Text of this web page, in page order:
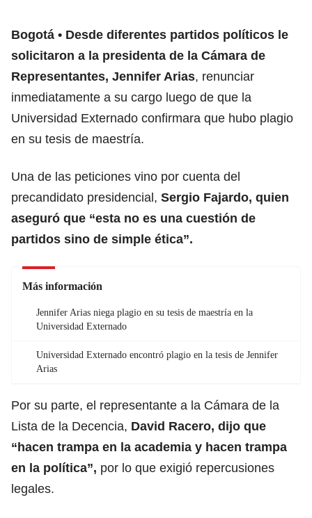
Bogotá
Desde diferentes partidos políticos le
solicitaron a la presidenta de la Cámara de
Representantes, Jennifer Arias, renunciar
inmediatamente a su cargo luego de que la
Universidad Externado confirmara que hubo plagio
en su tesis de maestría.
Una de las peticiones vino por cuenta del
precandidato presidencial, Sergio Fajardo, quien
aseguró que “esta no es una cuestión de
partidos sino de simple ética”.
Más información
Jennifer Arias niega plagio en su tesis de maestría en la
Universidad Externado
Universidad Externado encontró plagio en la tesis de Jennifer
Arias
Por su parte, el representante a la Cámara de la
Lista de la Decencia, David Racero, dijo que
“hacen trampa en la academia y hacen trampa
en la política”, por lo que exigió repercusiones
legales.